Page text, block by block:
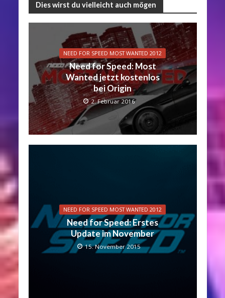
Dies wirst du vielleicht auch mögen
NEED FOR SPEED MOST WANTED 2012
Need for Speed: Most
Wanted jetzt kostenlos
bei Origin
2. Februar 2016
NEED FOR SPEED MOST WANTED 2012
Need for Speed: Erstes
Update im November
15. November 2015